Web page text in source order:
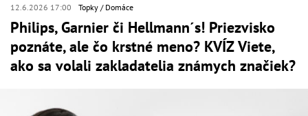
12.6.2026 17:00 Topky Domáce
Philips, Garnier či Hellmann´s! Priezvisko
poznáte, ale čo krstné meno? KVÍZ Viete,
ako sa volali zakladatelia známych značiek?